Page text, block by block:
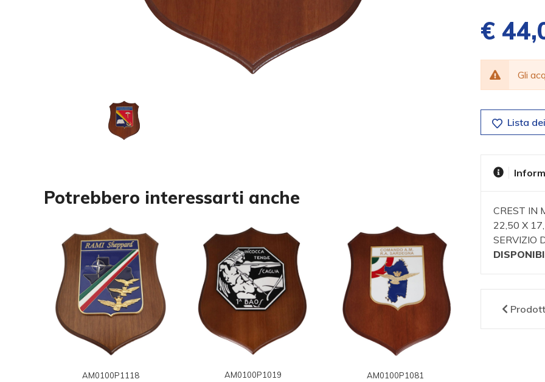
Potrebbero interessarti anche
AM0100P1118 AM0100P1019 AM0100P1081
€
Gli
Lista
CREST IN
22,50 X
SERVIZIO